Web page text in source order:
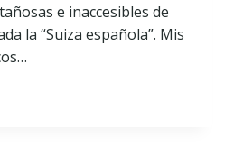
e inaccesibles de
la “Suiza española”. Mis